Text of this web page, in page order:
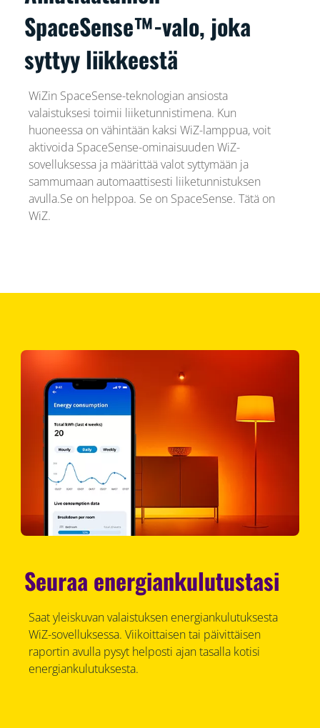
SpaceSense™-valo, joka
syttyy liikkeestä
WiZin SpaceSense-teknologian ansiosta
valaistuksesi toimii liiketunnistimena. Kun
huoneessa on vähintään kaksi WiZ-lamppua, voit
aktivoida SpaceSense-ominaisuuden WiZ-
sovelluksessa ja määrittää valot syttymään ja
sammumaan automaattisesti liiketunnistuksen
avulla.Se on helppoa. Se on SpaceSense. Tätä on
WiZ.
Seuraa energiankulutustasi
Saat yleiskuvan valaistuksen energiankulutuksesta
WiZ-sovelluksessa. Viikoittaisen tai päivittäisen
raportin avulla pysyt helposti ajan tasalla kotisi
energiankulutuksesta.